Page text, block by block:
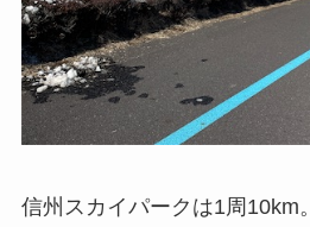
信州スカイパークは1周10km。